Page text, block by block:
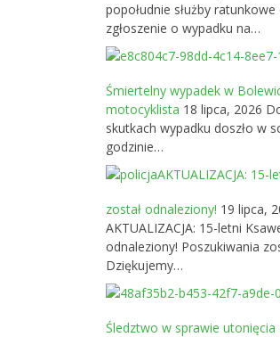
popołudnie służby ratunkowe
zgłoszenie o wypadku na…
Śmiertelny wypadek w
motocyklista 18 lipca, 2026
skutkach wypadku doszło w
godzinie…
AKTUALIZACJA: 15-
został odnaleziony! 19 lipca,
AKTUALIZACJA: 15-letni
odnaleziony! Poszukiwania
Dziękujemy…
Śledztwo w sprawie utonięcia